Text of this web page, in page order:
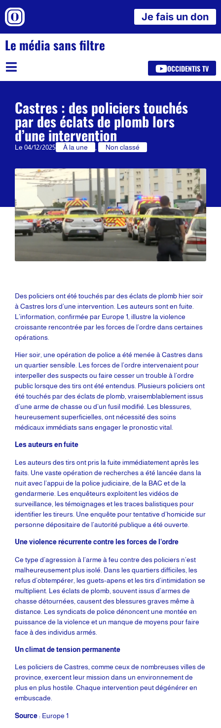
Je fais un don
Le média sans filtre
OCCIDENTIS TV
Castres : des policiers touchés
par des éclats de plomb lors
d’une intervention
Le 04/12/2025 À la une Non classé
Des policiers ont été touchés par des éclats de plomb hier soir
à Castres lors d’une intervention. Les auteurs sont en fuite.
L’information, confirmée par Europe 1, illustre la violence
croissante rencontrée par les forces de l’ordre dans certaines
opérations.
Hier soir, une opération de police a été menée à Castres dans
un quartier sensible. Les forces de l’ordre intervenaient pour
interpeller des suspects ou faire cesser un trouble à l’ordre
public lorsque des tirs ont été entendus. Plusieurs policiers ont
été touchés par des éclats de plomb, vraisemblablement issus
d’une arme de chasse ou d’un fusil modifié. Les blessures,
heureusement superficielles, ont nécessité des soins
médicaux immédiats sans engager le pronostic vital.
Les auteurs en fuite
Les auteurs des tirs ont pris la fuite immédiatement après les
faits. Une vaste opération de recherches a été lancée dans la
nuit avec l’appui de la police judiciaire, de la BAC et de la
gendarmerie. Les enquêteurs exploitent les vidéos de
surveillance, les témoignages et les traces balistiques pour
identifier les tireurs. Une enquête pour tentative d’homicide sur
personne dépositaire de l’autorité publique a été ouverte.
Une violence récurrente contre les forces de l’ordre
Ce type d’agression à l’arme à feu contre des policiers n’est
malheureusement plus isolé. Dans les quartiers difficiles, les
refus d’obtempérer, les guets-apens et les tirs d’intimidation se
multiplient. Les éclats de plomb, souvent issus d’armes de
chasse détournées, causent des blessures graves même à
distance. Les syndicats de police dénoncent une montée en
puissance de la violence et un manque de moyens pour faire
face à des individus armés.
Un climat de tension permanente
Les policiers de Castres, comme ceux de nombreuses villes de
province, exercent leur mission dans un environnement de
plus en plus hostile. Chaque intervention peut dégénérer en
embuscade.
Source: Europe 1